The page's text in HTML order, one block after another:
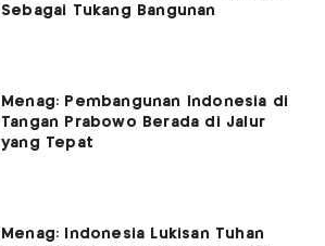
Sebagai Tukang Bangunan
Menag: Pembangunan Indonesia di
Tangan Prabowo Berada di Jalur
yang Tepat
Menag: Indonesia Lukisan Tuhan